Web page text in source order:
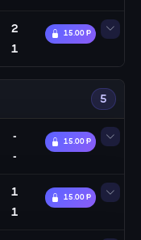
2
1
15.00 Ᵽ
5
-
-
15.00 Ᵽ
1
1
15.00 Ᵽ